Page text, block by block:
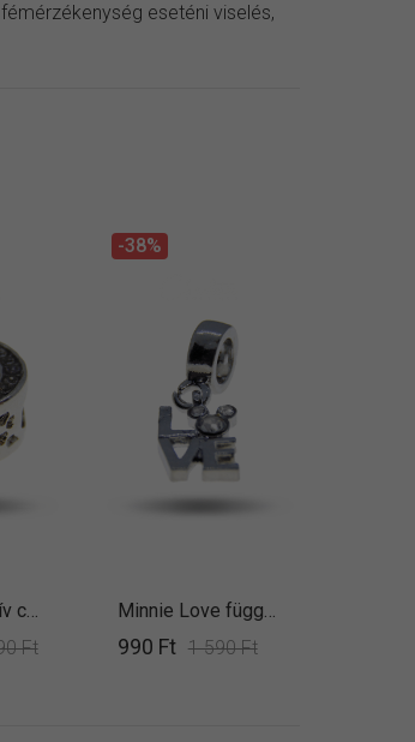
eseténi viselés,
Rózsaszín szív charm
Ft
-38%
Minnie Love függő charm
990 Ft 1 590 Ft